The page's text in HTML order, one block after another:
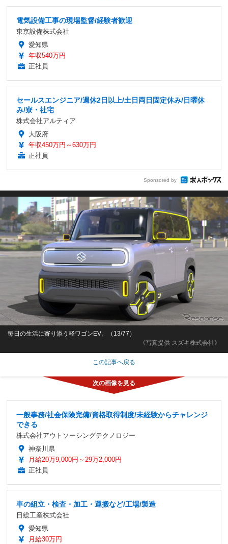
電気設備工事の現場監督/経験者歓迎
東京設備株式会社
愛知県
年収540万円
正社員
セールスエンジニア/週休2日以上/土日両日固定休み/日曜休
み/寮・社宅
株式会社アルティア
大阪府
年収450万円～630万円
正社員
Sponsored by
《写真提供 スズキ株式会社》
毎日の生活に寄り添う軽ワゴンEV。（13/77）
この記事へ戻る
一般事務/社会保険完備/資格取得制度/未経験からチャレンジ
できる
株式会社アウトソーシングテクノロジー
神奈川県
月給20万9,000円～29万2,000円
正社員
車の組立・検査・加工・運搬など/工場/製造
日総工産株式会社
愛知県
月給30万円